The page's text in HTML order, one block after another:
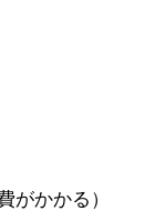
がかかる）